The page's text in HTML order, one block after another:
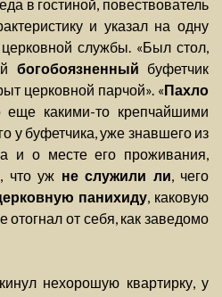
в гостиной, повествователь
и указал на одну
службы. «Был стол,
богобоязненный буфетчик
церковной парчой». «Пахло
какими-то крепчайшими
у буфетчика, уже знавшего из
и о месте его проживания,
что уж не служили ли, чего
панихиду, каковую
отогнал от себя, как заведомо
нехорошую квартирку, у